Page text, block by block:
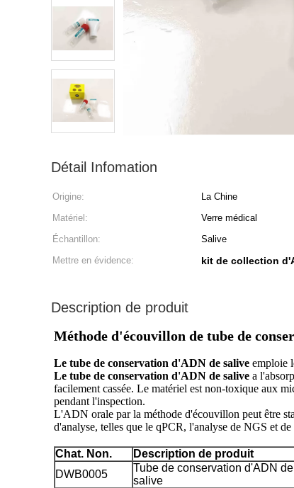
Détail Infomation
Origine: La Chine
Matériel:
Verre médical
Échantillon:
Salive
Mettre en évidence:
kit de collection
Description de produit
Méthode d'écouvillon de tube de
Le tube de conservation d'ADN de salive emploie
Le tube de conservation d'ADN de salive a
facilement cassée. Le matériel est non-toxique aux
pendant l'inspection.
L'ADN orale par la méthode d'écouvillon peut être
d'analyse, telles que le qPCR, l'analyse de NGS et de
Chat. Non. Description de produit
DWB0005
Tube de conservation d'ADN de
salive